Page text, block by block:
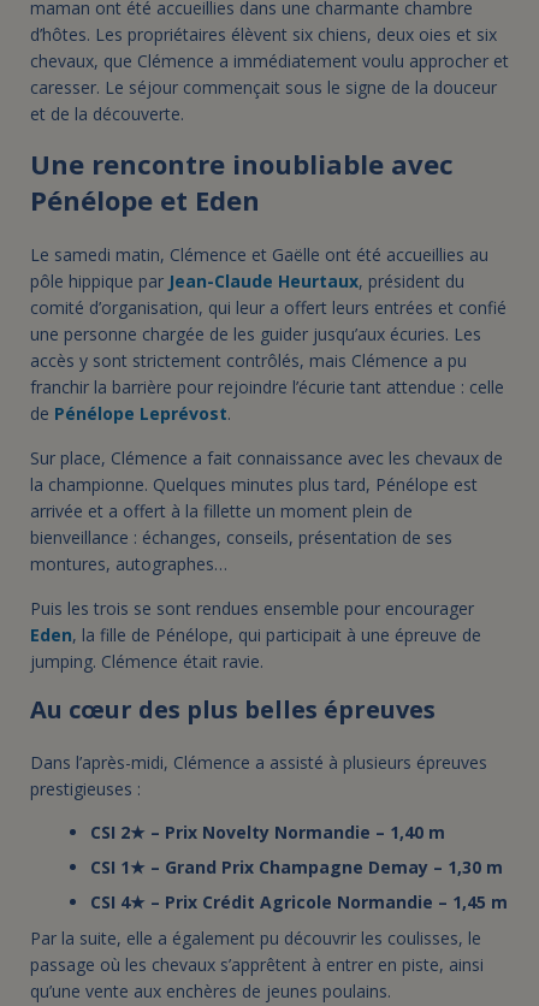
maman ont été accueillies dans une charmante chambre
d’hôtes. Les propriétaires élèvent six chiens, deux oies et six
chevaux, que Clémence a immédiatement voulu approcher et
caresser. Le séjour commençait sous le signe de la douceur
et de la découverte.
Une rencontre inoubliable avec
Pénélope et Eden
Le samedi matin, Clémence et Gaëlle ont été accueillies au
pôle hippique par Jean-Claude Heurtaux, président du
comité d’organisation, qui leur a offert leurs entrées et confié
une personne chargée de les guider jusqu’aux écuries. Les
accès y sont strictement contrôlés, mais Clémence a pu
franchir la barrière pour rejoindre l’écurie tant attendue : celle
de Pénélope Leprévost.
Sur place, Clémence a fait connaissance avec les chevaux de
la championne. Quelques minutes plus tard, Pénélope est
arrivée et a offert à la fillette un moment plein de
bienveillance : échanges, conseils, présentation de ses
montures, autographes…
Puis les trois se sont rendues ensemble pour encourager
Eden, la fille de Pénélope, qui participait à une épreuve de
jumping. Clémence était ravie.
Au cœur des plus belles épreuves
Dans l’après-midi, Clémence a assisté à plusieurs épreuves
prestigieuses :
CSI 2★ – Prix Novelty Normandie – 1,40 m
CSI 1★ – Grand Prix Champagne Demay – 1,30 m
CSI 4★ – Prix Crédit Agricole Normandie – 1,45 m
Par la suite, elle a également pu découvrir les coulisses, le
passage où les chevaux s’apprêtent à entrer en piste, ainsi
qu’une vente aux enchères de jeunes poulains.